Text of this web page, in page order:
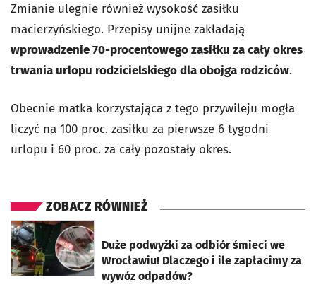
Zmianie ulegnie również wysokość zasiłku
macierzyńskiego. Przepisy unijne zakładają
wprowadzenie 70-procentowego zasiłku za cały okres
trwania urlopu rodzicielskiego dla obojga rodziców.
Obecnie matka korzystająca z tego przywileju mogła
liczyć na 100 proc. zasiłku za pierwsze 6 tygodni
urlopu i 60 proc. za cały pozostały okres.
ZOBACZ RÓWNIEŻ
Duże podwyżki za odbiór śmieci we
Wrocławiu! Dlaczego i ile zapłacimy za
wywóz odpadów?
otworzy się w nowej karcie